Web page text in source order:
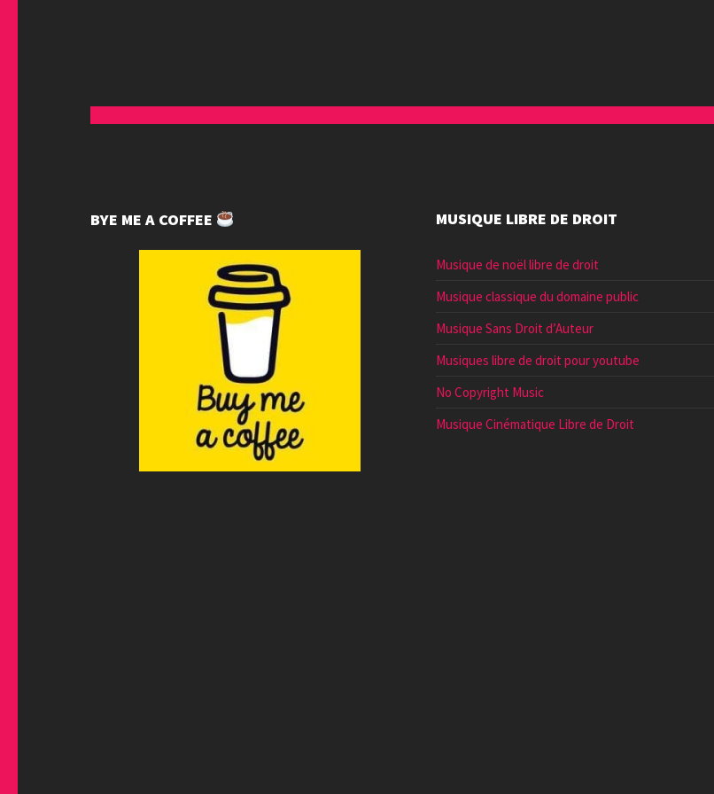
BYE ME A COFFEE MUSIQUE LIBRE DE DROIT
Musique de noël libre de droit
Musique classique du domaine public
Musique Sans Droit d’Auteur
Musiques libre de droit pour youtube
No Copyright Music
Musique Cinématique Libre de Droit